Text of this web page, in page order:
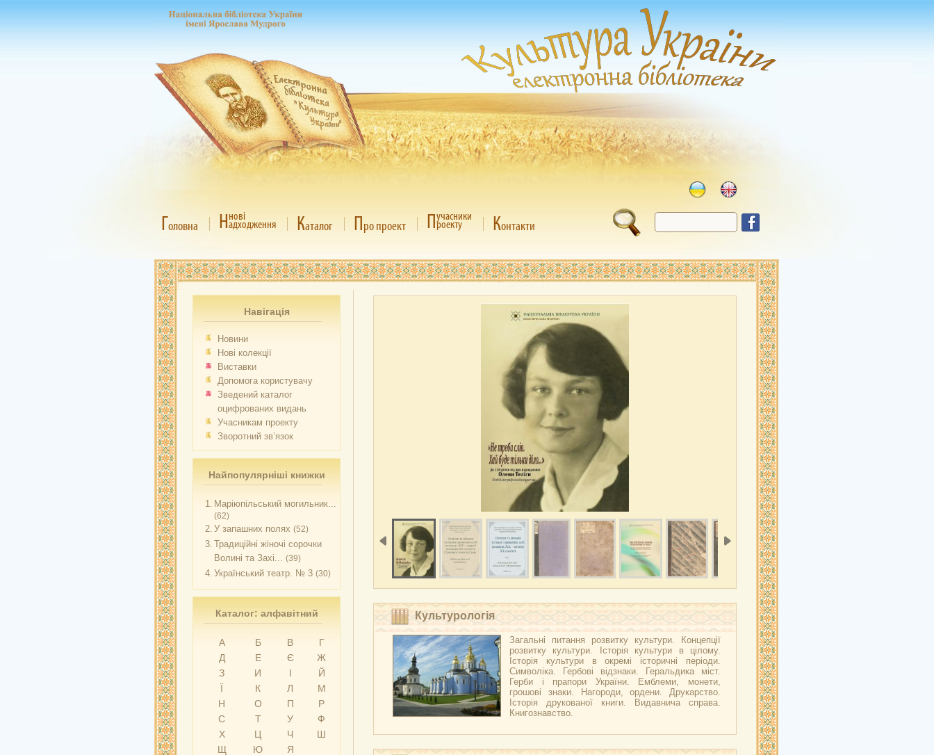
Головна Ннові
адходження Каталог Про проект Пучасники
роекту Контакти
Навігація
Новини
Нові колекції
Виставки
Допомога користувачу
Зведений каталог
оцифрованих видань
Учасникам проекту
Зворотний зв’язок
Найпопулярніші книжки
1. Маріюпільський могильник...
(62)
2. У запашних полях (52)
3. Традиційні жіночі сорочки
Волині та Захі... (39)
4. Український театр. № 3 (30)
Каталог: алфавітний
А Б В
Г
Д
Е Є
Ж
З
И І
Й
Ї
К Л
М
Н
О П
Р
С
Т У
Ф
Х
Ц Ч
Ш
Щ
Ю Я
Культурологія
Загальні питання розвитку культури. Концепції
розвитку культури. Історія культури в цілому.
Історія культури в окремі історичні періоди.
Символіка. Гербові відзнаки. Геральдика міст.
Герби і прапори України. Емблеми, монети,
грошові знаки. Нагороди, ордени. Друкарство.
Історія друкованої книги. Видавнича справа.
Книгознавство.